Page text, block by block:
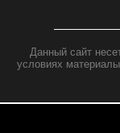
Данный сайт
условиях